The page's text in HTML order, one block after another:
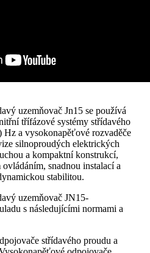
uzemňovač Jn15 se používá
třífázové systémy střídavého
a vysokonapěťové rozvaděče
silnoproudých elektrických
a kompaktní konstrukcí,
snadnou instalací a
stabilitou.
uzemňovač JN15-
s následujícími normami a
střídavého proudu a